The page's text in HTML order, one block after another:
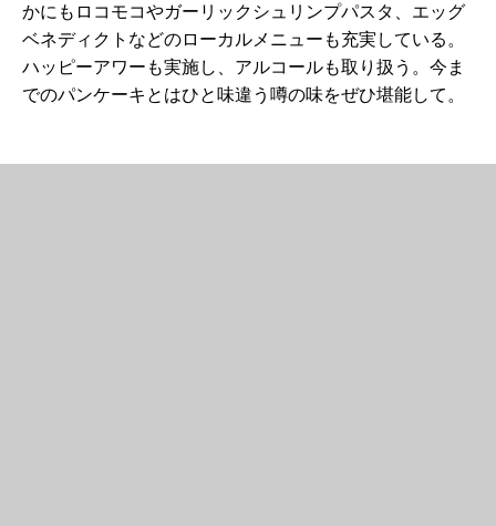
かにもロコモコやガーリックシュリンプパスタ、エッグ
ベネディクトなどのローカルメニューも充実している。
ハッピーアワーも実施し、アルコールも取り扱う。今ま
でのパンケーキとはひと味違う噂の味をぜひ堪能して。